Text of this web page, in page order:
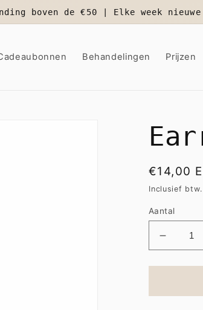
boven de €50 | Elke week
Behandelingen Prijzen
Normale
prijs
€14,00
Inclusief
Aantal
Aantal
voor
|